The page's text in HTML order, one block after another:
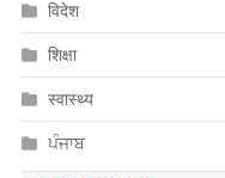
विदेश
शिक्षा
स्वास्थ्य
ਪੰਜਾਬ